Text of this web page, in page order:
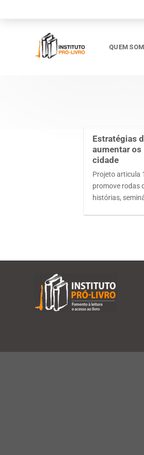
QUEM
Estratégias
aumentar
cidade
Projeto articula
promove rodas
histórias,